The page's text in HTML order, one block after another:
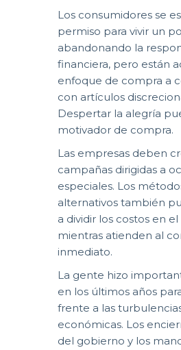
Los consumidores se
permiso para vivir un
abandonando la
financiera, pero están
enfoque de compra a
con artículos
Despertar la alegría
motivador de compra.
Las empresas deben
campañas dirigidas a
especiales. Los
alternativos también
a dividir los costos en
mientras atienden al
inmediato.
La gente hizo
en los últimos años
frente a las
económicas. Los
del gobierno y los